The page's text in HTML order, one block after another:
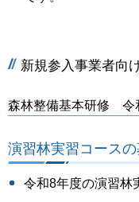
新規参入事業者向
森林整備基本研修 令
演習林実習コース
令和8年度の演習林